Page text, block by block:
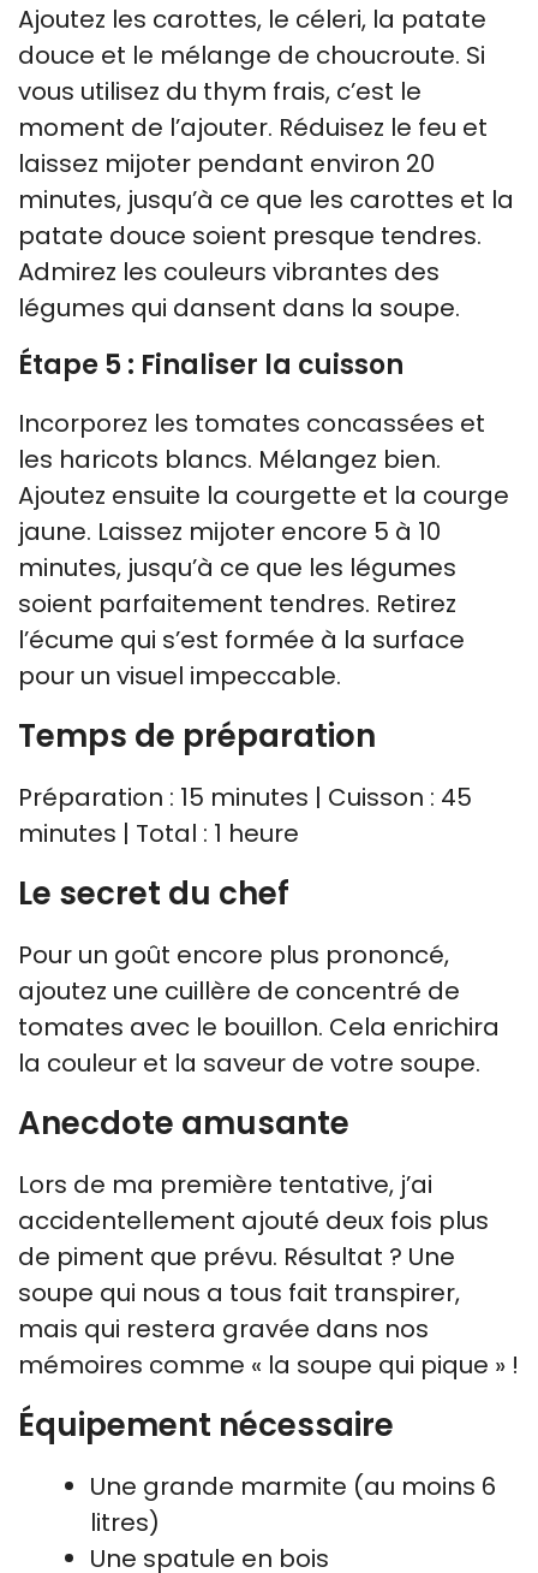
Ajoutez les carottes, le céleri, la patate
douce et le mélange de choucroute. Si
vous utilisez du thym frais, c’est le
moment de l’ajouter. Réduisez le feu et
laissez mijoter pendant environ 20
minutes, jusqu’à ce que les carottes et la
patate douce soient presque tendres.
Admirez les couleurs vibrantes des
légumes qui dansent dans la soupe.
Étape 5 : Finaliser la cuisson
Incorporez les tomates concassées et
les haricots blancs. Mélangez bien.
Ajoutez ensuite la courgette et la courge
jaune. Laissez mijoter encore 5 à 10
minutes, jusqu’à ce que les légumes
soient parfaitement tendres. Retirez
l’écume qui s’est formée à la surface
pour un visuel impeccable.
Temps de préparation
Préparation : 15 minutes | Cuisson : 45
minutes | Total : 1 heure
Le secret du chef
Pour un goût encore plus prononcé,
ajoutez une cuillère de concentré de
tomates avec le bouillon. Cela enrichira
la couleur et la saveur de votre soupe.
Anecdote amusante
Lors de ma première tentative, j’ai
accidentellement ajouté deux fois plus
de piment que prévu. Résultat ? Une
soupe qui nous a tous fait transpirer,
mais qui restera gravée dans nos
mémoires comme « la soupe qui pique » !
Équipement nécessaire
Une grande marmite (au moins 6
litres)
Une spatule en bois